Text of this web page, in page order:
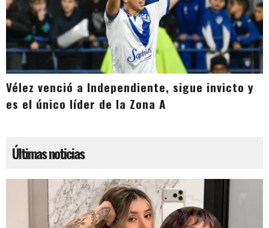
Vélez venció a Independiente, sigue invicto y
es el único líder de la Zona A
Últimas noticias